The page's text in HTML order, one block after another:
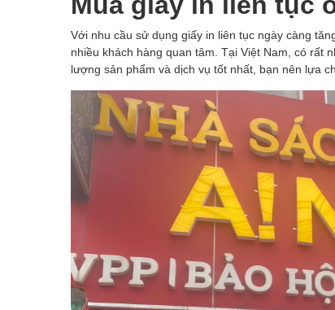
Với nhu cầu sử dụng giấy in liên tục ngày càng
nhiều khách hàng quan tâm. Tại Việt Nam, có rất
lượng sản phẩm và dịch vụ tốt nhất, bạn nên lựa